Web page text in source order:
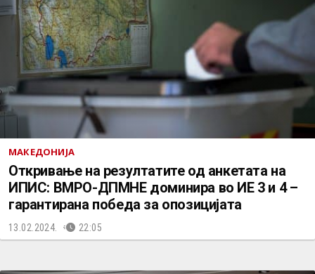
МАКЕДОНИЈА
Откривање на резултатите од анкетата на
ИПИС: ВМРО-ДПМНЕ доминира во ИЕ 3 и 4 –
гарантирана победа за опозицијата
13.02.2024. 22:05